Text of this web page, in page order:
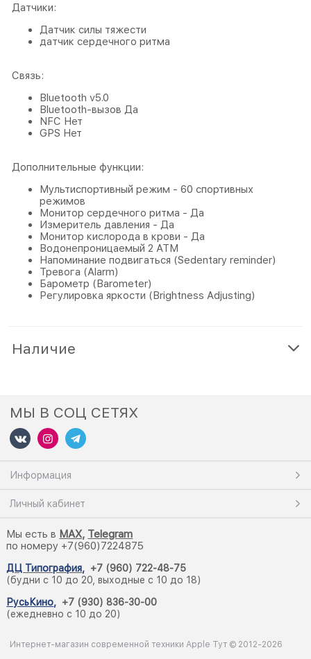
Датчики:
Датчик силы тяжести
датчик сердечного ритма
Связь:
Bluetooth v5.0
Bluetooth-вызов Да
NFC Нет
GPS Нет
Дополнительные функции:
Мультиспортивный режим - 60 спортивных
режимов
Монитор сердечного ритма - Да
Измеритель давления - Да
Монитор кислорода в крови - Да
Водонепроницаемый 2 АТМ
Напоминание подвигаться (Sedentary reminder)
Тревога (Alarm)
Барометр (Barometer)
Регулировка яркости (Brightness Adjusting)
Наличие
МЫ В СОЦ СЕТЯХ
Информация
Личный кабинет
Мы есть в MAX, Telegram
по номеру +7(960)7224875
ДЦ Типография, +7 (960) 722-48-75
(будни с 10 до 20, выходные с 10 до 18)
РусьКино, +7 (930) 836-30-00
(ежедневно с 10 до 20)
Интернет-магазин современной техники Apple Тут © 2012-2026